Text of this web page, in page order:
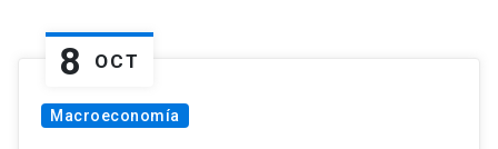
8 OCT
Macroeconomía